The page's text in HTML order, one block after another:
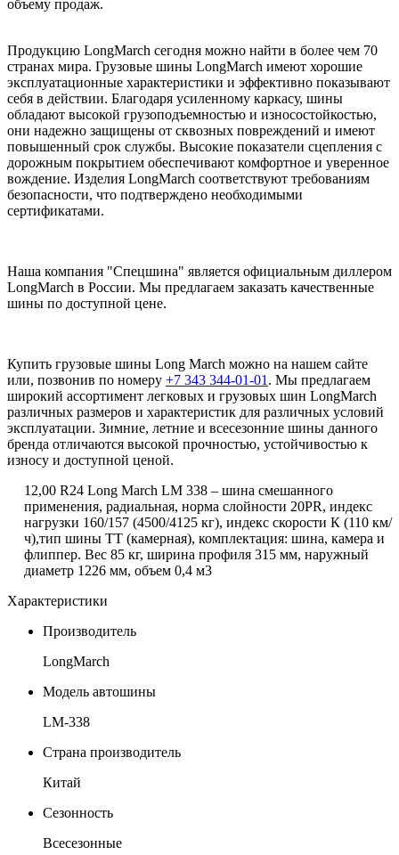
объему продаж.
Продукцию LongMarch сегодня можно найти в более чем 70
странах мира. Грузовые шины LongMarch имеют хорошие
эксплуатационные характеристики и эффективно показывают
себя в действии. Благодаря усиленному каркасу, шины
обладают высокой грузоподъемностью и износостойкостью,
они надежно защищены от сквозных повреждений и имеют
повышенный срок службы. Высокие показатели сцепления с
дорожным покрытием обеспечивают комфортное и уверенное
вождение. Изделия LongMarch соответствуют требованиям
безопасности, что подтверждено необходимыми
сертификатами.
Наша компания "Спецшина" является официальным диллером
LongMarch в России. Мы предлагаем заказать качественные
шины по доступной цене.
Купить грузовые шины Long March можно на нашем сайте
или, позвонив по номеру +7 343 344-01-01 . Мы предлагаем
широкий ассортимент легковых и грузовых шин LongMarch
различных размеров и характеристик для различных условий
эксплуатации. Зимние, летние и всесезонние шины данного
бренда отличаются высокой прочностью, устойчивостью к
износу и доступной ценой.
12,00 R24 Long March LM 338 – шина смешанного
применения, радиальная, норма слойности 20PR, индекс
нагрузки 160/157 (4500/4125 кг), индекс скорости К (110 км/
ч),тип шины ТТ (камерная), комплектация: шина, камера и
флиппер. Вес 85 кг, ширина профиля 315 мм, наружный
диаметр 1226 мм, объем 0,4 м3
Характеристики
Производитель
LongMarch
Модель автошины
LM-338
Страна производитель
Китай
Сезонность
Всесезонные